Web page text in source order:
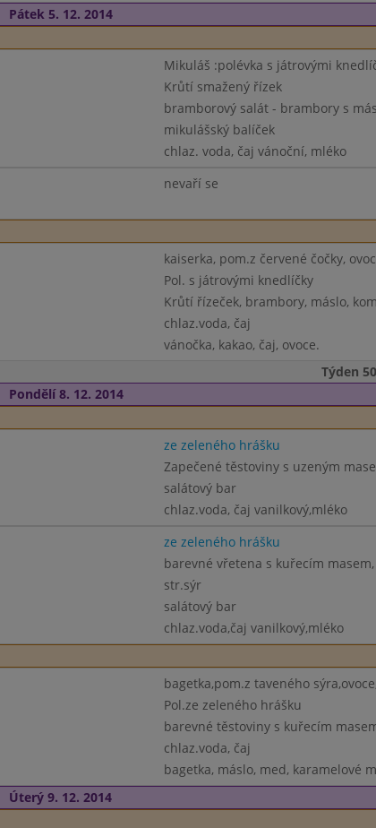
Pátek 5. 12. 2014
Mikuláš :polévka s játrovými
Krůtí smažený řízek
bramborový salát - brambory s
mikulášský balíček
chlaz. voda, čaj vánoční, mléko
nevaří se
kaiserka, pom.z červené čočky,
Pol. s játrovými knedlíčky
Krůtí řízeček, brambory, máslo,
chlaz.voda, čaj
vánočka, kakao, čaj, ovoce.
Týden 50
Pondělí 8. 12. 2014
ze zeleného hrášku
Zapečené těstoviny s uzeným
salátový bar
chlaz.voda, čaj vanilkový,mléko
ze zeleného hrášku
barevné vřetena s kuřecím
str.sýr
salátový bar
chlaz.voda,čaj vanilkový,mléko
bagetka,pom.z taveného
Pol.ze zeleného hrášku
barevné těstoviny s kuřecím
chlaz.voda, čaj
bagetka, máslo, med, karamelové
Úterý 9. 12. 2014